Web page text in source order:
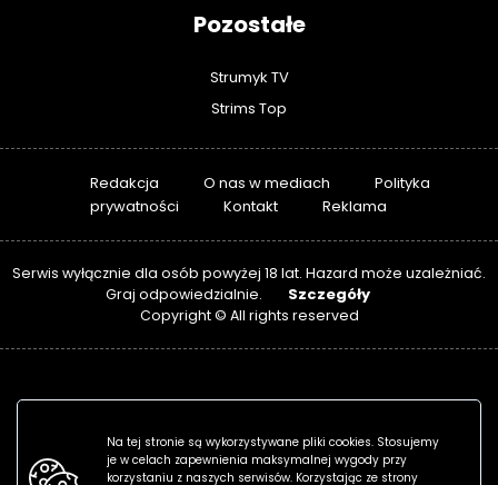
Pozostałe
Strumyk TV
Strims Top
Redakcja O nas w mediach
Polityka
prywatności
Kontakt Reklama
Serwis wyłącznie dla osób powyżej 18 lat. Hazard może uzależniać.
Graj odpowiedzialnie.
Szczegóły
Copyright © All rights reserved
Na tej stronie są wykorzystywane pliki cookies. Stosujemy
je w celach zapewnienia maksymalnej wygody przy
korzystaniu z naszych serwisów. Korzystając ze strony